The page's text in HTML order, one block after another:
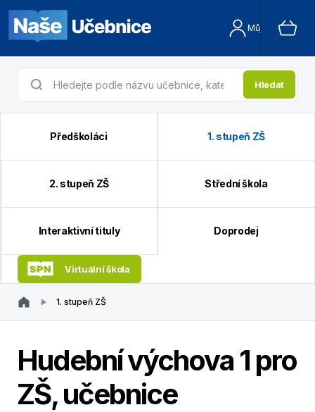
Můj účet
Hledat
Předškoláci 1. stupeň ZŠ
2. stupeň ZŠ Střední škola
Interaktivní tituly Doprodej
Virtuální škola
1. stupeň ZŠ
Hudební výchova 1 pro
ZŠ, učebnice